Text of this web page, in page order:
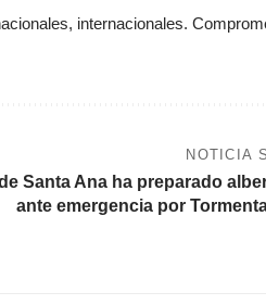
internacionales.
NOTICIA
Santa Ana ha preparado
ante emergencia por